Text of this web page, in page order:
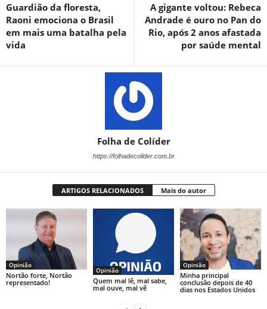
Guardião da floresta,
Raoni emociona o Brasil
em mais uma batalha pela
vida
A gigante voltou: Rebeca
Andrade é ouro no Pan do
Rio, após 2 anos afastada
por saúde mental
Folha de Colíder
https://folhadecolider.com.br
ARTIGOS RELACIONADOS Mais do autor
Opinião
Nortão forte, Nortão
representado!
Opinião
Quem mal lê, mal sabe,
mal ouve, mal vê
Opinião
Minha principal
conclusão depois de 40
dias nos Estados Unidos